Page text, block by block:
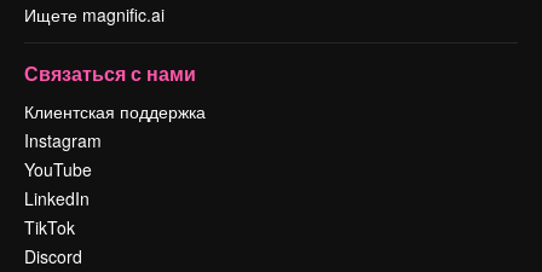
Ищете magnific.ai
Связаться с нами
Клиентская поддержка
Instagram
YouTube
LinkedIn
TikTok
Discord